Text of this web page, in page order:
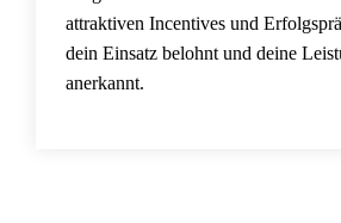
attraktiven Incentives und
dein Einsatz belohnt und deine
anerkannt.